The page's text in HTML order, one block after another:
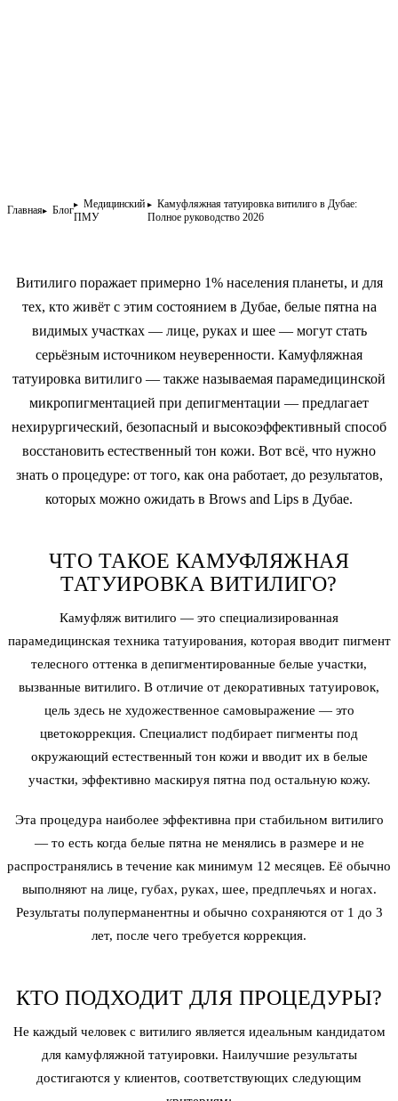
Главная Блог
Медицинский
ПМУ
Камуфляжная татуировка витилиго в Дубае:
Полное руководство 2026
Витилиго поражает примерно 1% населения планеты, и для
тех, кто живёт с этим состоянием в Дубае, белые пятна на
видимых участках — лице, руках и шее — могут стать
серьёзным источником неуверенности. Камуфляжная
татуировка витилиго — также называемая парамедицинской
микропигментацией при депигментации — предлагает
нехирургический, безопасный и высокоэффективный способ
восстановить естественный тон кожи. Вот всё, что нужно
знать о процедуре: от того, как она работает, до результатов,
которых можно ожидать в Brows and Lips в Дубае.
ЧТО ТАКОЕ КАМУФЛЯЖНАЯ
ТАТУИРОВКА ВИТИЛИГО?
Камуфляж витилиго — это специализированная
парамедицинская техника татуирования, которая вводит пигмент
телесного оттенка в депигментированные белые участки,
вызванные витилиго. В отличие от декоративных татуировок,
цель здесь не художественное самовыражение — это
цветокоррекция. Специалист подбирает пигменты под
окружающий естественный тон кожи и вводит их в белые
участки, эффективно маскируя пятна под остальную кожу.
Эта процедура наиболее эффективна при стабильном витилиго
— то есть когда белые пятна не менялись в размере и не
распространялись в течение как минимум 12 месяцев. Её обычно
выполняют на лице, губах, руках, шее, предплечьях и ногах.
Результаты полуперманентны и обычно сохраняются от 1 до 3
лет, после чего требуется коррекция.
КТО ПОДХОДИТ ДЛЯ ПРОЦЕДУРЫ?
Не каждый человек с витилиго является идеальным кандидатом
для камуфляжной татуировки. Наилучшие результаты
достигаются у клиентов, соответствующих следующим